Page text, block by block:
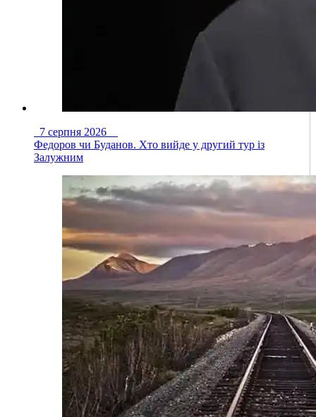
7 серпня 2026
Федоров чи Буданов. Хто вийде у другий тур із
Залужним